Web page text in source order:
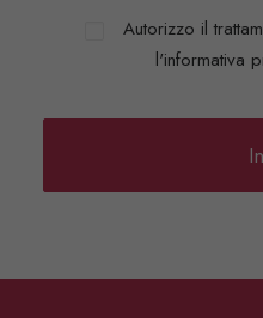
Autorizzo il
l'informativa